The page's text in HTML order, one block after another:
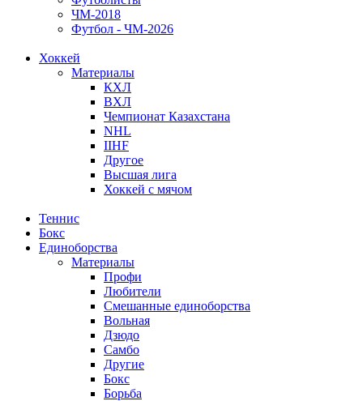
ЧМ-2018
Футбол - ЧМ-2026
Хоккей
Материалы
КХЛ
ВХЛ
Чемпионат Казахстана
NHL
IIHF
Другое
Высшая лига
Хоккей с мячом
Теннис
Бокс
Единоборства
Материалы
Профи
Любители
Смешанные единоборства
Вольная
Дзюдо
Самбо
Другие
Бокс
Борьба